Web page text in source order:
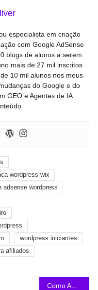
especialista em criação
com Google AdSense
blogs de alunos a serem
mais de 27 mil inscritos
10 mil alunos nos meus
do Google e do
GEO e Agentes de IA
wordpress wix
adsense wordpress
wordpress iniciantes
afiliados